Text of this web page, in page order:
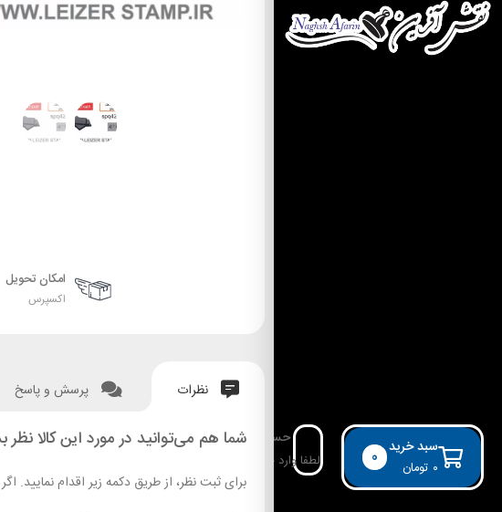
سبد خرید
تومان ۰ 0
حساب کاربری
لطفا وارد حساب خود شوید!
امکان تحویل
اکسپرس
نظرات پرسش و پاسخ
شما هم می‌توانید در مورد این کالا نظر
برای ثبت نظر، از طریق دکمه زیر اقدام